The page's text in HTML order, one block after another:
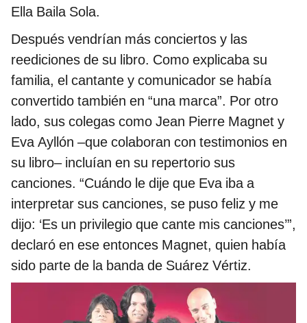
Ella Baila Sola.
Después vendrían más conciertos y las
reediciones de su libro. Como explicaba su
familia, el cantante y comunicador se había
convertido también en “una marca”. Por otro
lado, sus colegas como Jean Pierre Magnet y
Eva Ayllón –que colaboran con testimonios en
su libro– incluían en su repertorio sus
canciones. “Cuándo le dije que Eva iba a
interpretar sus canciones, se puso feliz y me
dijo: ‘Es un privilegio que cante mis canciones’”,
declaró en ese entonces Magnet, quien había
sido parte de la banda de Suárez Vértiz.